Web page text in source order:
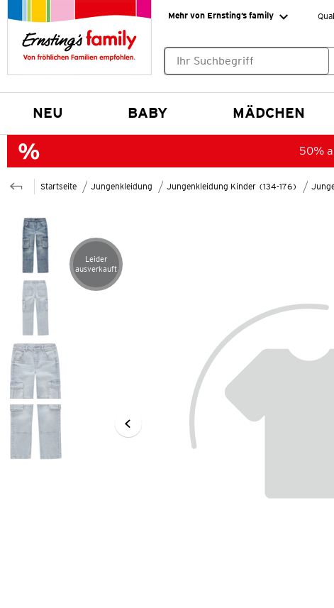
Mehr von Ernsting’s family
NEU BABY MÄDCHEN
50%
Startseite Jungenkleidung Jungenkleidung Kinder (134-176)
Artikel leider ausverkauft
Leider
ausverkauft